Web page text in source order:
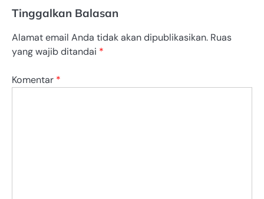
Tinggalkan Balasan
Alamat email Anda tidak akan dipublikasikan. Ruas
yang wajib ditandai *
Komentar *